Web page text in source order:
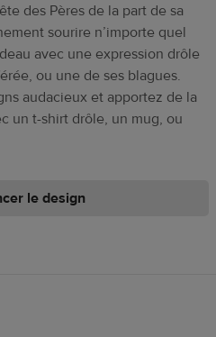
des Pères de la part de sa
sourire n’importe quel
avec une expression drôle
ou une de ses blagues.
audacieux et apportez de la
un t-shirt drôle, un mug, ou
le design